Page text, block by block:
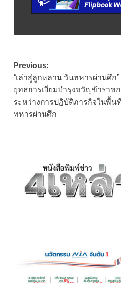
Post
navigation
Previous:
“เล่าสู่ลูกหลาน วันทหารผ่านศึก”
ยุทธการเยี่ยมบำรุงขวัญข้าราช
ระหว่างการปฏิบัติภารกิจในพื้น
ทหารผ่านศึก